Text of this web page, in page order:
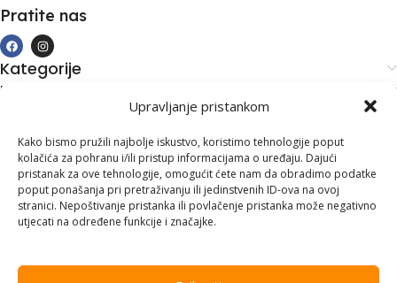
Upravljanje pristankom
Kako bismo pružili najbolje iskustvo, koristimo tehnologije poput
kolačića za pohranu i/ili pristup informacijama o uređaju. Dajući
pristanak za ove tehnologije, omogućit ćete nam da obradimo podatke
poput ponašanja pri pretraživanju ili jedinstvenih ID-ova na ovoj
stranici. Nepoštivanje pristanka ili povlačenje pristanka može negativno
utjecati na određene funkcije i značajke.
Pratite nas
Kategorije
Kupovina i podrška
Kontakt informacije
Branilaca Bosne, 75 300 Lukavac
+387 35 555 999
info@pconer.ba